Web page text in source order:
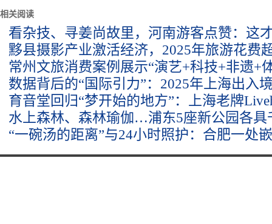
相关阅读
看杂技、寻姜尚故里，河南游客点赞：这
黟县摄影产业激活经济，2025年旅游花费
常州文旅消费案例展示“演艺+科技+非遗+
数据背后的“国际引力”：2025年上海出入
育音堂回归“梦开始的地方”：上海老牌
水上森林、森林瑜伽…浦东5座新公园各具
“一碗汤的距离”与24小时照护：合肥一处